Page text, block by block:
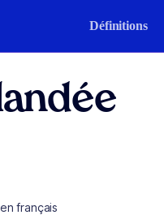
Définitions
français